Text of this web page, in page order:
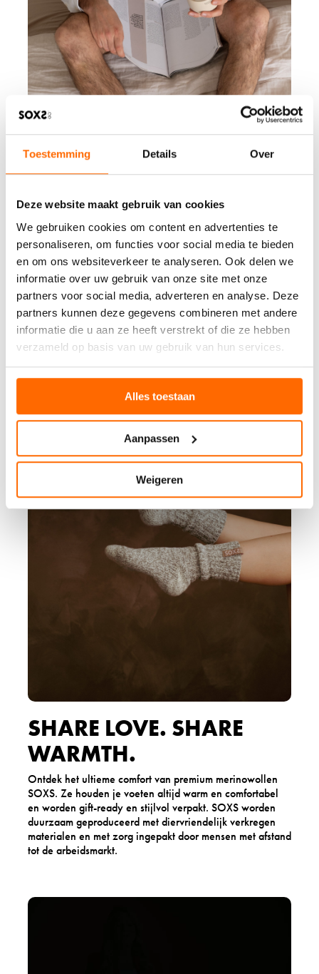
Toestemming Details Over
Deze website maakt gebruik van cookies
We gebruiken cookies om content en advertenties te
personaliseren, om functies voor social media te bieden
en om ons websiteverkeer te analyseren. Ook delen we
informatie over uw gebruik van onze site met onze
partners voor social media, adverteren en analyse. Deze
partners kunnen deze gegevens combineren met andere
informatie die u aan ze heeft verstrekt of die ze hebben
verzameld op basis van uw gebruik van hun services.
Alles toestaan
Aanpassen
Weigeren
SHARE LOVE. SHARE
WARMTH.
Ontdek het ultieme comfort van premium merinowollen
SOXS. Ze houden je voeten altijd warm en comfortabel
en worden gift-ready en stijlvol verpakt. SOXS worden
duurzaam geproduceerd met diervriendelijk verkregen
materialen en met zorg ingepakt door mensen met afstand
tot de arbeidsmarkt.